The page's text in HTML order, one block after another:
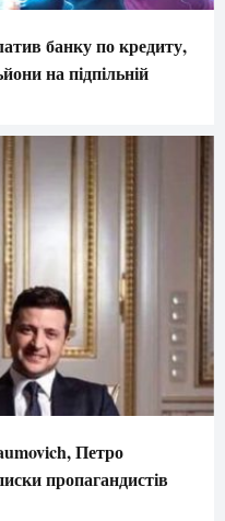
банку по кредиту,
на підпільній
Петро
пропагандистів